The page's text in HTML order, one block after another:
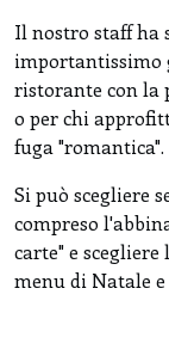
Il nostro staff ha
importantissimo
ristorante con la
o per chi
fuga "romantica".
Si può scegliere
compreso
carte" e
menu di Natale